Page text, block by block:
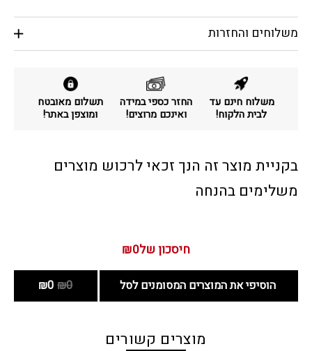
משלוחים והחזרות
משלוח חינם עד
לבית הלקוח!
החזר כספי במידה
ואינכם מרוצים!
תשלום מאובטח
ומוצפן באתר!
בקניית מוצר זה הנך זכאי לרכוש מוצרים
משלימים בהנחה
חיסכון של₪0
הוסיפי את המוצרים המסומנים לסל ₪0
₪0
מוצרים קשורים